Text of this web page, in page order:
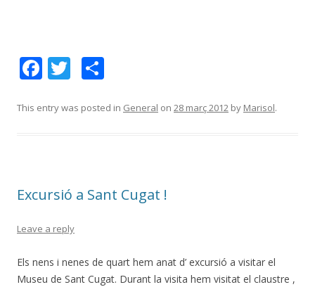
F
e
k
T
itt m
ix
This entry was posted in General on 28 març 2012 by Marisol.
Excursió a Sant Cugat !
Leave a reply
Els nens i nenes de quart hem anat d’ excursió a visitar el
Museu de Sant Cugat. Durant la visita hem visitat el claustre ,